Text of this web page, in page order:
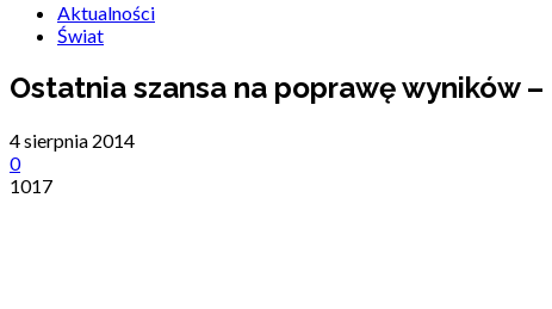
Aktualności
Świat
Ostatnia szansa na poprawę wyników
4 sierpnia 2014
0
1017